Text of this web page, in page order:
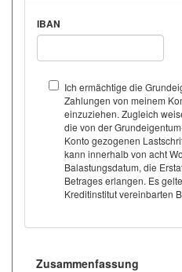
IBAN
Ich ermächtige die
Zahlungen von meinem
einzuziehen. Zugleich
die von der
Konto gezogenen
kann innerhalb von acht
Balastungsdatum, die
Betrages erlangen. Es
Kreditinstitut vereinbarten
Zusammenfassung